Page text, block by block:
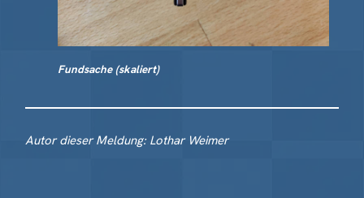
Fundsache (skaliert)
Autor dieser Meldung: Lothar Weimer